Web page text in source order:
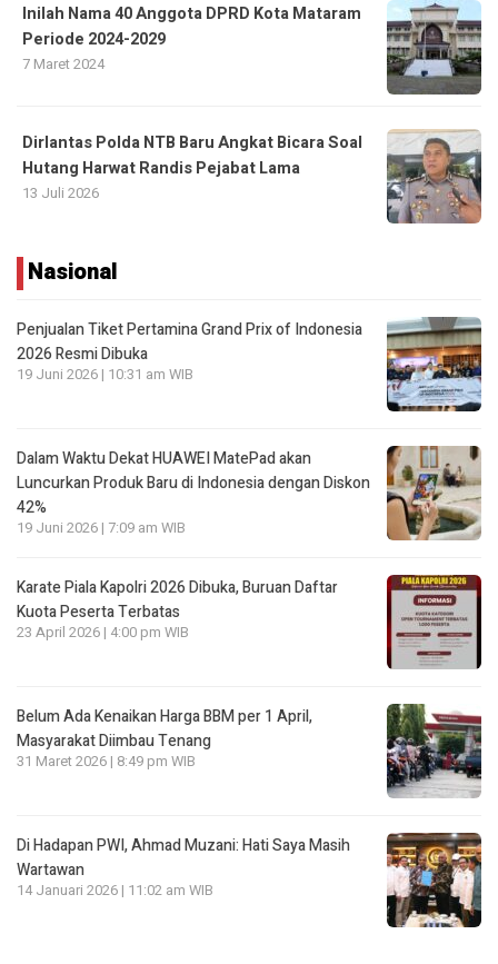
Inilah Nama 40 Anggota DPRD Kota Mataram
Periode 2024-2029
7 Maret 2024
Dirlantas Polda NTB Baru Angkat Bicara Soal
Hutang Harwat Randis Pejabat Lama
13 Juli 2026
Nasional
Penjualan Tiket Pertamina Grand Prix of Indonesia
2026 Resmi Dibuka
19 Juni 2026 | 10:31 am WIB
Dalam Waktu Dekat HUAWEI MatePad akan
Luncurkan Produk Baru di Indonesia dengan Diskon
42%
19 Juni 2026 | 7:09 am WIB
Karate Piala Kapolri 2026 Dibuka, Buruan Daftar
Kuota Peserta Terbatas
23 April 2026 | 4:00 pm WIB
Belum Ada Kenaikan Harga BBM per 1 April,
Masyarakat Diimbau Tenang
31 Maret 2026 | 8:49 pm WIB
Di Hadapan PWI, Ahmad Muzani: Hati Saya Masih
Wartawan
14 Januari 2026 | 11:02 am WIB